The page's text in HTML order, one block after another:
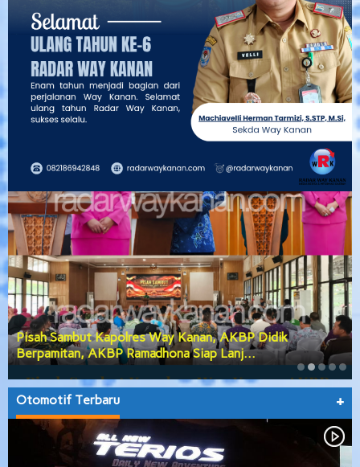
Pisah Sambut Kapolres Way Kanan, AKBP Didik
Berpamitan, AKBP Ramadhona Siap Lanj…
Otomotif Terbaru +